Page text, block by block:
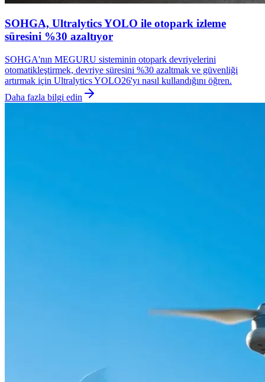
SOHGA, Ultralytics YOLO ile otopark izleme
süresini %30 azaltıyor
SOHGA'nın MEGURU sisteminin otopark devriyelerini
otomatikleştirmek, devriye süresini %30 azaltmak ve güvenliği
artırmak için Ultralytics YOLO26'yı nasıl kullandığını öğren.
Daha fazla bilgi edin